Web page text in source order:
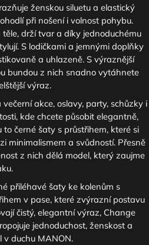
ženskou siluetu a elastický
při nošení i volnost pohybu.
drží tvar a díky jednoduchému
S lodičkami a jemnými doplňky
a uhlazeně. S výraznější
bundou z nich snadno vytáhnete
výraz.
akce, oslavy, party, schůzky i
kde chcete působit elegantně,
to černé šaty s průstřihem, které si
minimalismem a svůdností. Přesně
z nich dělá model, který zaujme
přiléhavé šaty ke kolenům s
v pase, které zvýrazní postavu
čistý, elegantní výraz, Change
jednoduchost, ženskost a
v duchu MANON.